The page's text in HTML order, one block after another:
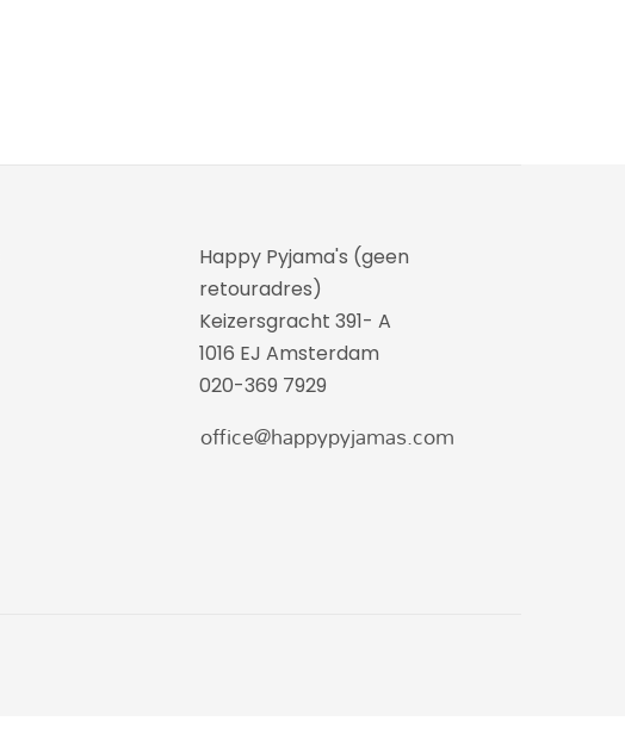
Happy Pyjama's (geen
retouradres)
Keizersgracht 391- A
1016 EJ Amsterdam
020-369 7929